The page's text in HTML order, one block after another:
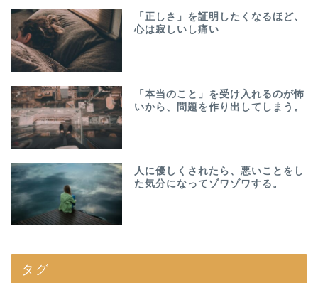
「正しさ」を証明したくなるほど、
心は寂しいし痛い
「本当のこと」を受け入れるのが怖
いから、問題を作り出してしまう。
人に優しくされたら、悪いことをし
た気分になってゾワゾワする。
タグ